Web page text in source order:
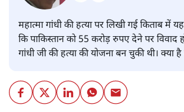
महात्मा गांधी की हत्या पर लिखी गई किताब में
कि पाकिस्तान को 55 करोड़ रुपए देने पर विवाद
गांधी जी की हत्या की योजना बन चुकी थी। क्या